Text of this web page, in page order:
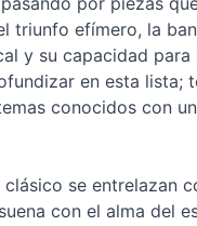
triunfo efímero, la
y su capacidad
en esta lista;
conocidos con
se entrelazan
con el alma del